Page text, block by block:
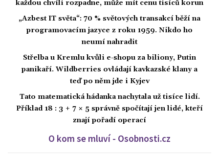
každou chvíli rozpadne, může mít cenu tisíců korun
„Azbest IT světa“: 70 % světových transakcí běží na
programovacím jazyce z roku 1959. Nikdo ho
neumí nahradit
Střelba u Kremlu kvůli e-shopu za biliony, Putin
panikaří. Wildberries ovládají kavkazské klany a
teď po něm jde i Kyjev
Tato matematická hádanka nachytala už tisíce lidí.
Příklad 18 : 3 + 7 × 5 správně spočítají jen lidé, kteří
znají pořadí operací
O kom se mluví - Osobnosti.cz